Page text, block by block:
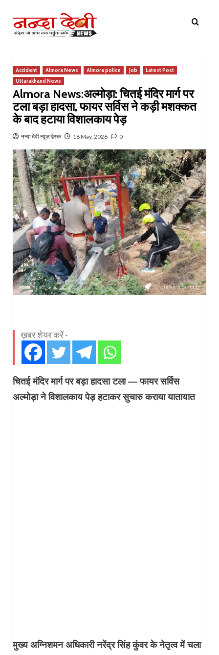
content
Menu
Accident Almora News Almora police Job
Latest Post
Uttarakhand News
Almora News:अल्मोड़ा: चितई मंदिर मार्ग पर
टला बड़ा हादसा, फायर सर्विस ने कड़ी मशक्कत
के बाद हटाया विशालकाय पेड़
नन्दा देवी न्यूज़ डेस्क 18 May, 2026 0
ख़बर शेयर करें -
चितई मंदिर मार्ग पर बड़ा हादसा टला — फायर सर्विस
अल्मोड़ा ने विशालकाय पेड़ हटाकर सुचारु कराया यातायात
मुख्य अग्निशमन अधिकारी नरेंद्र सिंह कुंवर के नेतृत्व में चला